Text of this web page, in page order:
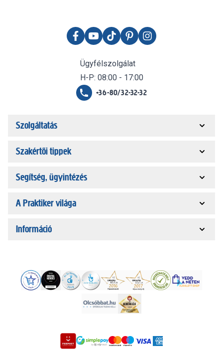
Ügyfélszolgálat
H-P: 08:00 - 17:00
+36-80/32-32-32
Szolgáltatás
Szakértői tippek
Segítség, ügyintézés
A Praktiker világa
Információ